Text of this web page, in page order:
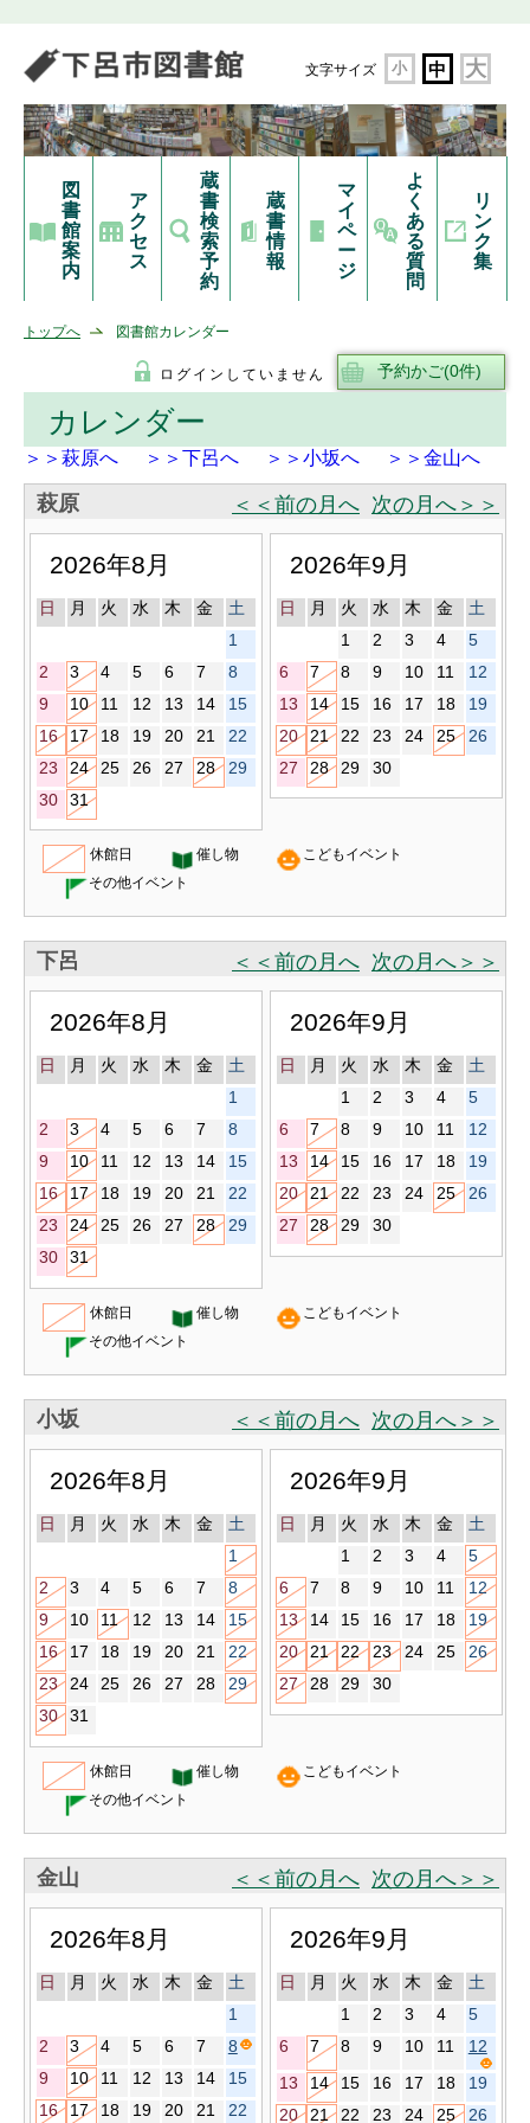
文字サイズ 小 中 大
図
書
館
案
内
ア
ク
セ
ス
蔵
書
検
索
予
約
蔵
書
情
報
マ
イ
ペ
ー
ジ
よ
く
あ
る
質
問
リ
ン
ク
集
トップへ 図書館カレンダー
ログインしていません
カレンダー
＞＞萩原へ ＞＞下呂へ ＞＞小坂へ ＞＞金山へ
萩原 ＜＜前の月へ 次の月へ＞＞
2026年8月
日 月 火 水 木 金
土
1
2
3 4 5 6 7
8
9
10 11 12 13 14
15
16
17 18 19 20 21
22
23
24 25 26 27 28
29
30
31
2026年9月
日 月 火 水 木 金
土
1
2 3 4
5
6
7 8 9 10 11
12
13
14 15 16 17 18
19
20
21 22 23 24 25
26
27
28 29 30
休館日 催し物
こどもイベント
その他イベント
下呂 ＜＜前の月へ 次の月へ＞＞
2026年8月
日 月 火 水 木 金
土
1
2
3 4 5 6 7
8
9
10 11 12 13 14
15
16
17 18 19 20 21
22
23
24 25 26 27 28
29
30
31
2026年9月
日 月 火 水 木 金
土
1
2 3 4
5
6
7 8 9 10 11
12
13
14 15 16 17 18
19
20
21 22 23 24 25
26
27
28 29 30
休館日 催し物
こどもイベント
その他イベント
小坂 ＜＜前の月へ 次の月へ＞＞
2026年8月
日 月 火 水 木 金
土
1
2
3 4 5 6 7
8
9
10 11 12 13 14
15
16
17 18 19 20 21
22
23
24 25 26 27 28
29
30
31
2026年9月
日 月 火 水 木 金
土
1
2 3 4
5
6
7 8 9 10 11
12
13
14 15 16 17 18
19
20
21 22 23 24 25
26
27
28 29 30
休館日 催し物
こどもイベント
その他イベント
金山 ＜＜前の月へ 次の月へ＞＞
2026年8月
日 月 火 水 木 金
土
1
2
3 4 5 6 7
8
9
10 11 12 13 14
15
16
17 18 19 20 21 22
2026年9月
日 月 火 水 木 金
土
1
2 3 4
5
6
7 8 9 10 11
12
13
14 15 16 17 18
19
20
21 22 23 24 25 26